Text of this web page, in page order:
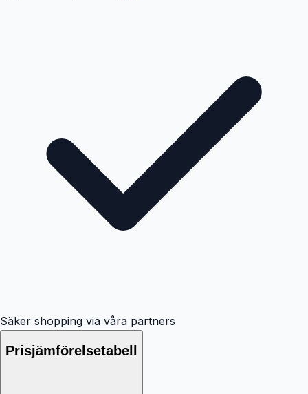
Säker shopping via våra partners
Prisjämförelsetabell